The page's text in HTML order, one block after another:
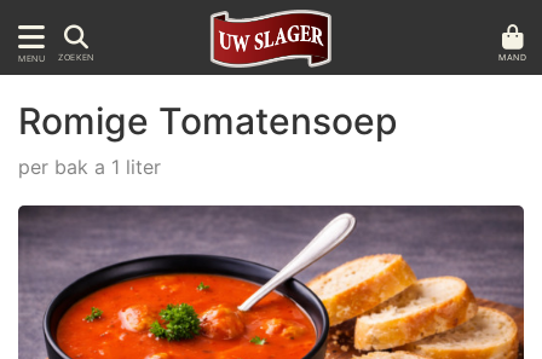
MENU ZOEKEN MAND
Romige Tomatensoep
per bak a 1 liter